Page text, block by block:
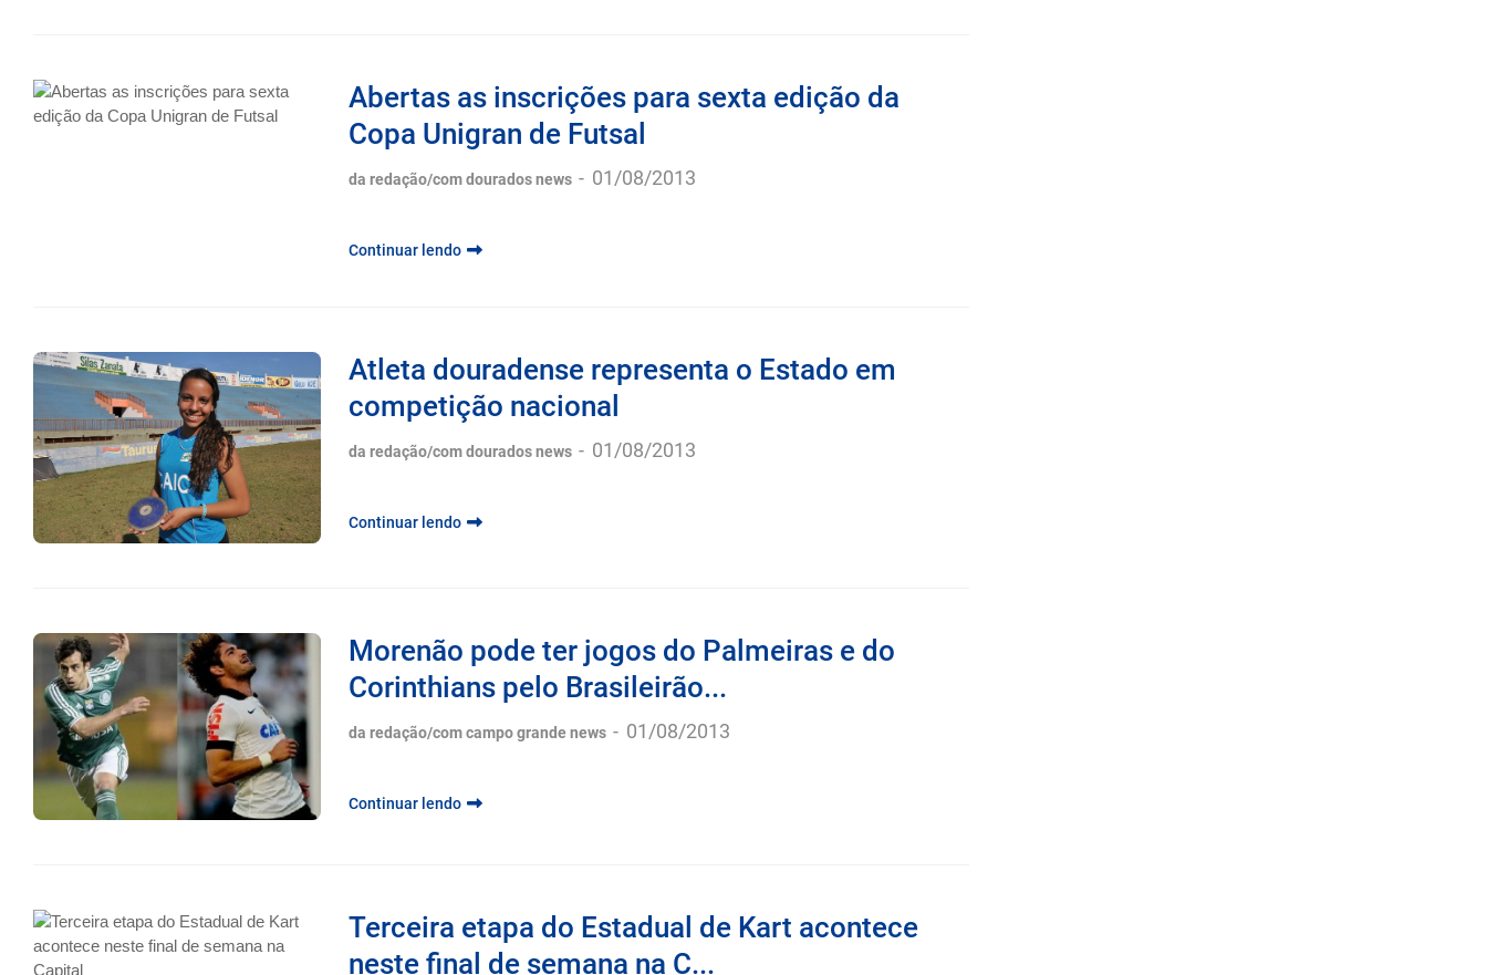
Abertas as inscrições para sexta edição da
Copa Unigran de Futsal
da redação/com dourados news 01/08/2013
Continuar lendo
Atleta douradense representa o Estado em
competição nacional
da redação/com dourados news 01/08/2013
Continuar lendo
Morenão pode ter jogos do Palmeiras e do
Corinthians pelo Brasileirão...
da redação/com campo grande news 01/08/2013
Continuar lendo
Terceira etapa do Estadual de Kart acontece